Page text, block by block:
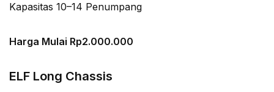
Kapasitas 10–14 Penumpang
Harga Mulai Rp2.000.000
ELF Long Chassis